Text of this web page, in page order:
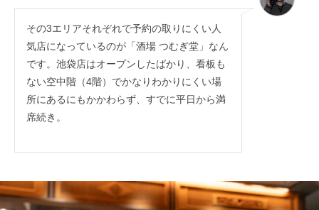
その3エリアそれぞれで予約の取りにくい人
気店になっているのが「酒場 つむぎ堂」なん
です。池袋店はオープンしたばかり、看板も
ない空中階（4階）でかなりわかりにくい場
所にあるにもかかわらず、すでに平日から満
席続き。